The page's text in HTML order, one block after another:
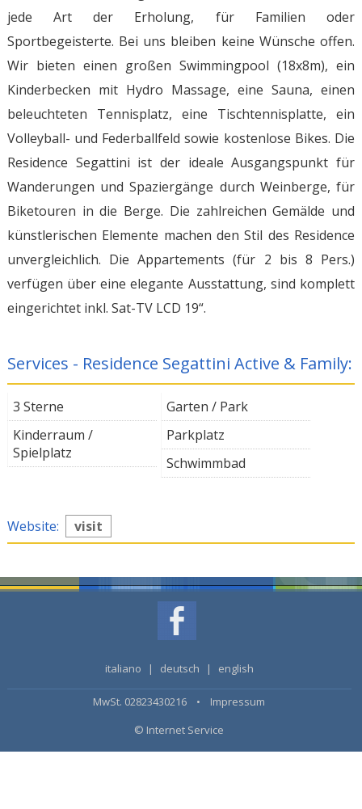
jede Art der Erholung, für Familien oder
Sportbegeisterte. Bei uns bleiben keine Wünsche offen.
Wir bieten einen großen Swimmingpool (18x8m), ein
Kinderbecken mit Hydro Massage, eine Sauna, einen
beleuchteten Tennisplatz, eine Tischtennisplatte, ein
Volleyball- und Federballfeld sowie kostenlose Bikes. Die
Residence Segattini ist der ideale Ausgangspunkt für
Wanderungen und Spaziergänge durch Weinberge, für
Biketouren in die Berge. Die zahlreichen Gemälde und
künstlerischen Elemente machen den Stil des Residence
unvergleichlich. Die Appartements (für 2 bis 8 Pers.)
verfügen über eine elegante Ausstattung, sind komplett
eingerichtet inkl. Sat-TV LCD 19“.
Services - Residence Segattini Active & Family:
3 Sterne
Garten / Park
Kinderraum /
Spielplatz
Parkplatz
Schwimmbad
Website: visit
italiano | deutsch | english
MwSt. 02823430216 • Impressum
© Internet Service